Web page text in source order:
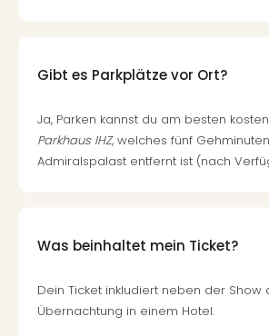
Gibt es Parkplätze vor Ort?
Ja, Parken kannst du am besten
Parkhaus IHZ, welches fünf
Admiralspalast entfernt ist (nach
Was beinhaltet mein Ticket?
Dein Ticket inkludiert neben der Show
Übernachtung in einem Hotel.